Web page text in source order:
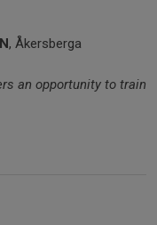
, Åkersberga
an opportunity to train